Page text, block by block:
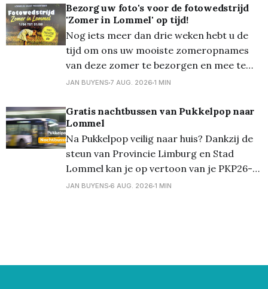
varkens en de koeien. Ze schrokken wel
dat de koeien zo een lange tong hadden...
Overal waren alleen maar
Bezorg uw foto's voor de fotowedstrijd
'Zomer in Lommel' op tijd!
Nog iets meer dan drie weken hebt u de
tijd om ons uw mooiste zomeropnames
van deze zomer te bezorgen en mee te
dingen naar een mooie prijs... Zondag 30
onherroepelijke deadline! En die foto's die
mogen zowat 'alles'
JAN BUYENS 7 AUG. 2026 1 MIN
Gratis nachtbussen van Pukkelpop naar
Lommel
Na Pukkelpop veilig naar huis? Dankzij de
steun van Provincie Limburg en Stad
Lommel kan je op vertoon van je PKP26-
polsbandje gratis gebruik maken van de
JAN BUYENS 6 AUG. 2026 1 MIN